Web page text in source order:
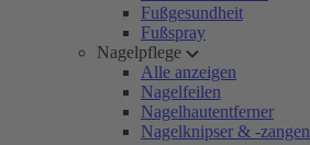
Fußgesundheit
Fußspray
Nagelpflege
Alle anzeigen
Nagelfeilen
Nagelhautentferner
Nagelknipser & -zangen